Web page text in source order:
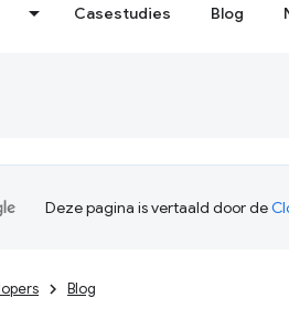
Casestudies Blog
Deze pagina is vertaald door de
Blog